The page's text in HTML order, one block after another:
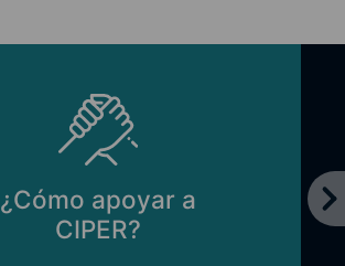
¿Cómo apoyar a
CIPER?